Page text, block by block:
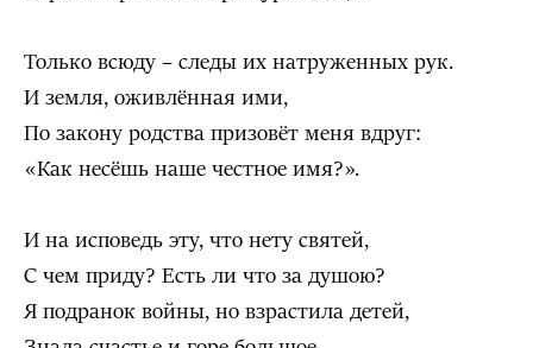
Только всюду – следы их натруженных рук.
И земля, оживлённая ими,
По закону родства призовёт меня вдруг:
«Как несёшь наше честное имя?».
И на исповедь эту, что нету святей,
С чем приду? Есть ли что за душою?
Я подранок войны, но взрастила детей,